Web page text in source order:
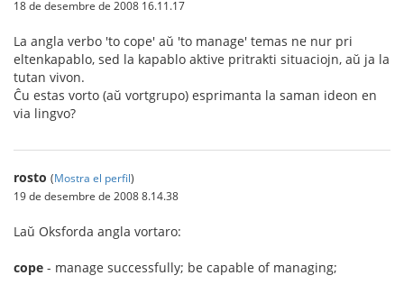
18 de desembre de 2008 16.11.17
La angla verbo 'to cope' aŭ 'to manage' temas ne nur pri
eltenkapablo, sed la kapablo aktive pritrakti situaciojn, aŭ ja la
tutan vivon.
Ĉu estas vorto (aŭ vortgrupo) esprimanta la saman ideon en
via lingvo?
rosto (Mostra el perfil)
19 de desembre de 2008 8.14.38
Laŭ Oksforda angla vortaro:
cope - manage successfully; be capable of managing;